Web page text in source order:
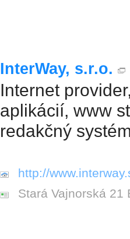
InterWay, s.r.o.
Internet
aplikácií, www
redakčný
http://
Stará Vajnorská 21